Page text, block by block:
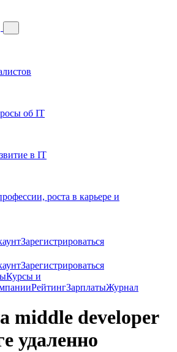
об IT
в IT
роста в карьере и
Зарегистрироваться
Зарегистрироваться
Курсы и
РейтингЗарплатыЖурнал
middle developer
удаленно